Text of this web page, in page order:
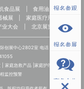
食品展 食用油展 |
饮
械展 家庭医疗用品展
业大会 北京展览公司
际创展中心2802室 电话：+86-10-
| 家庭急救产品 |家庭护理设备 | 家用
监控预警
报名参观
报名参展
商务合作